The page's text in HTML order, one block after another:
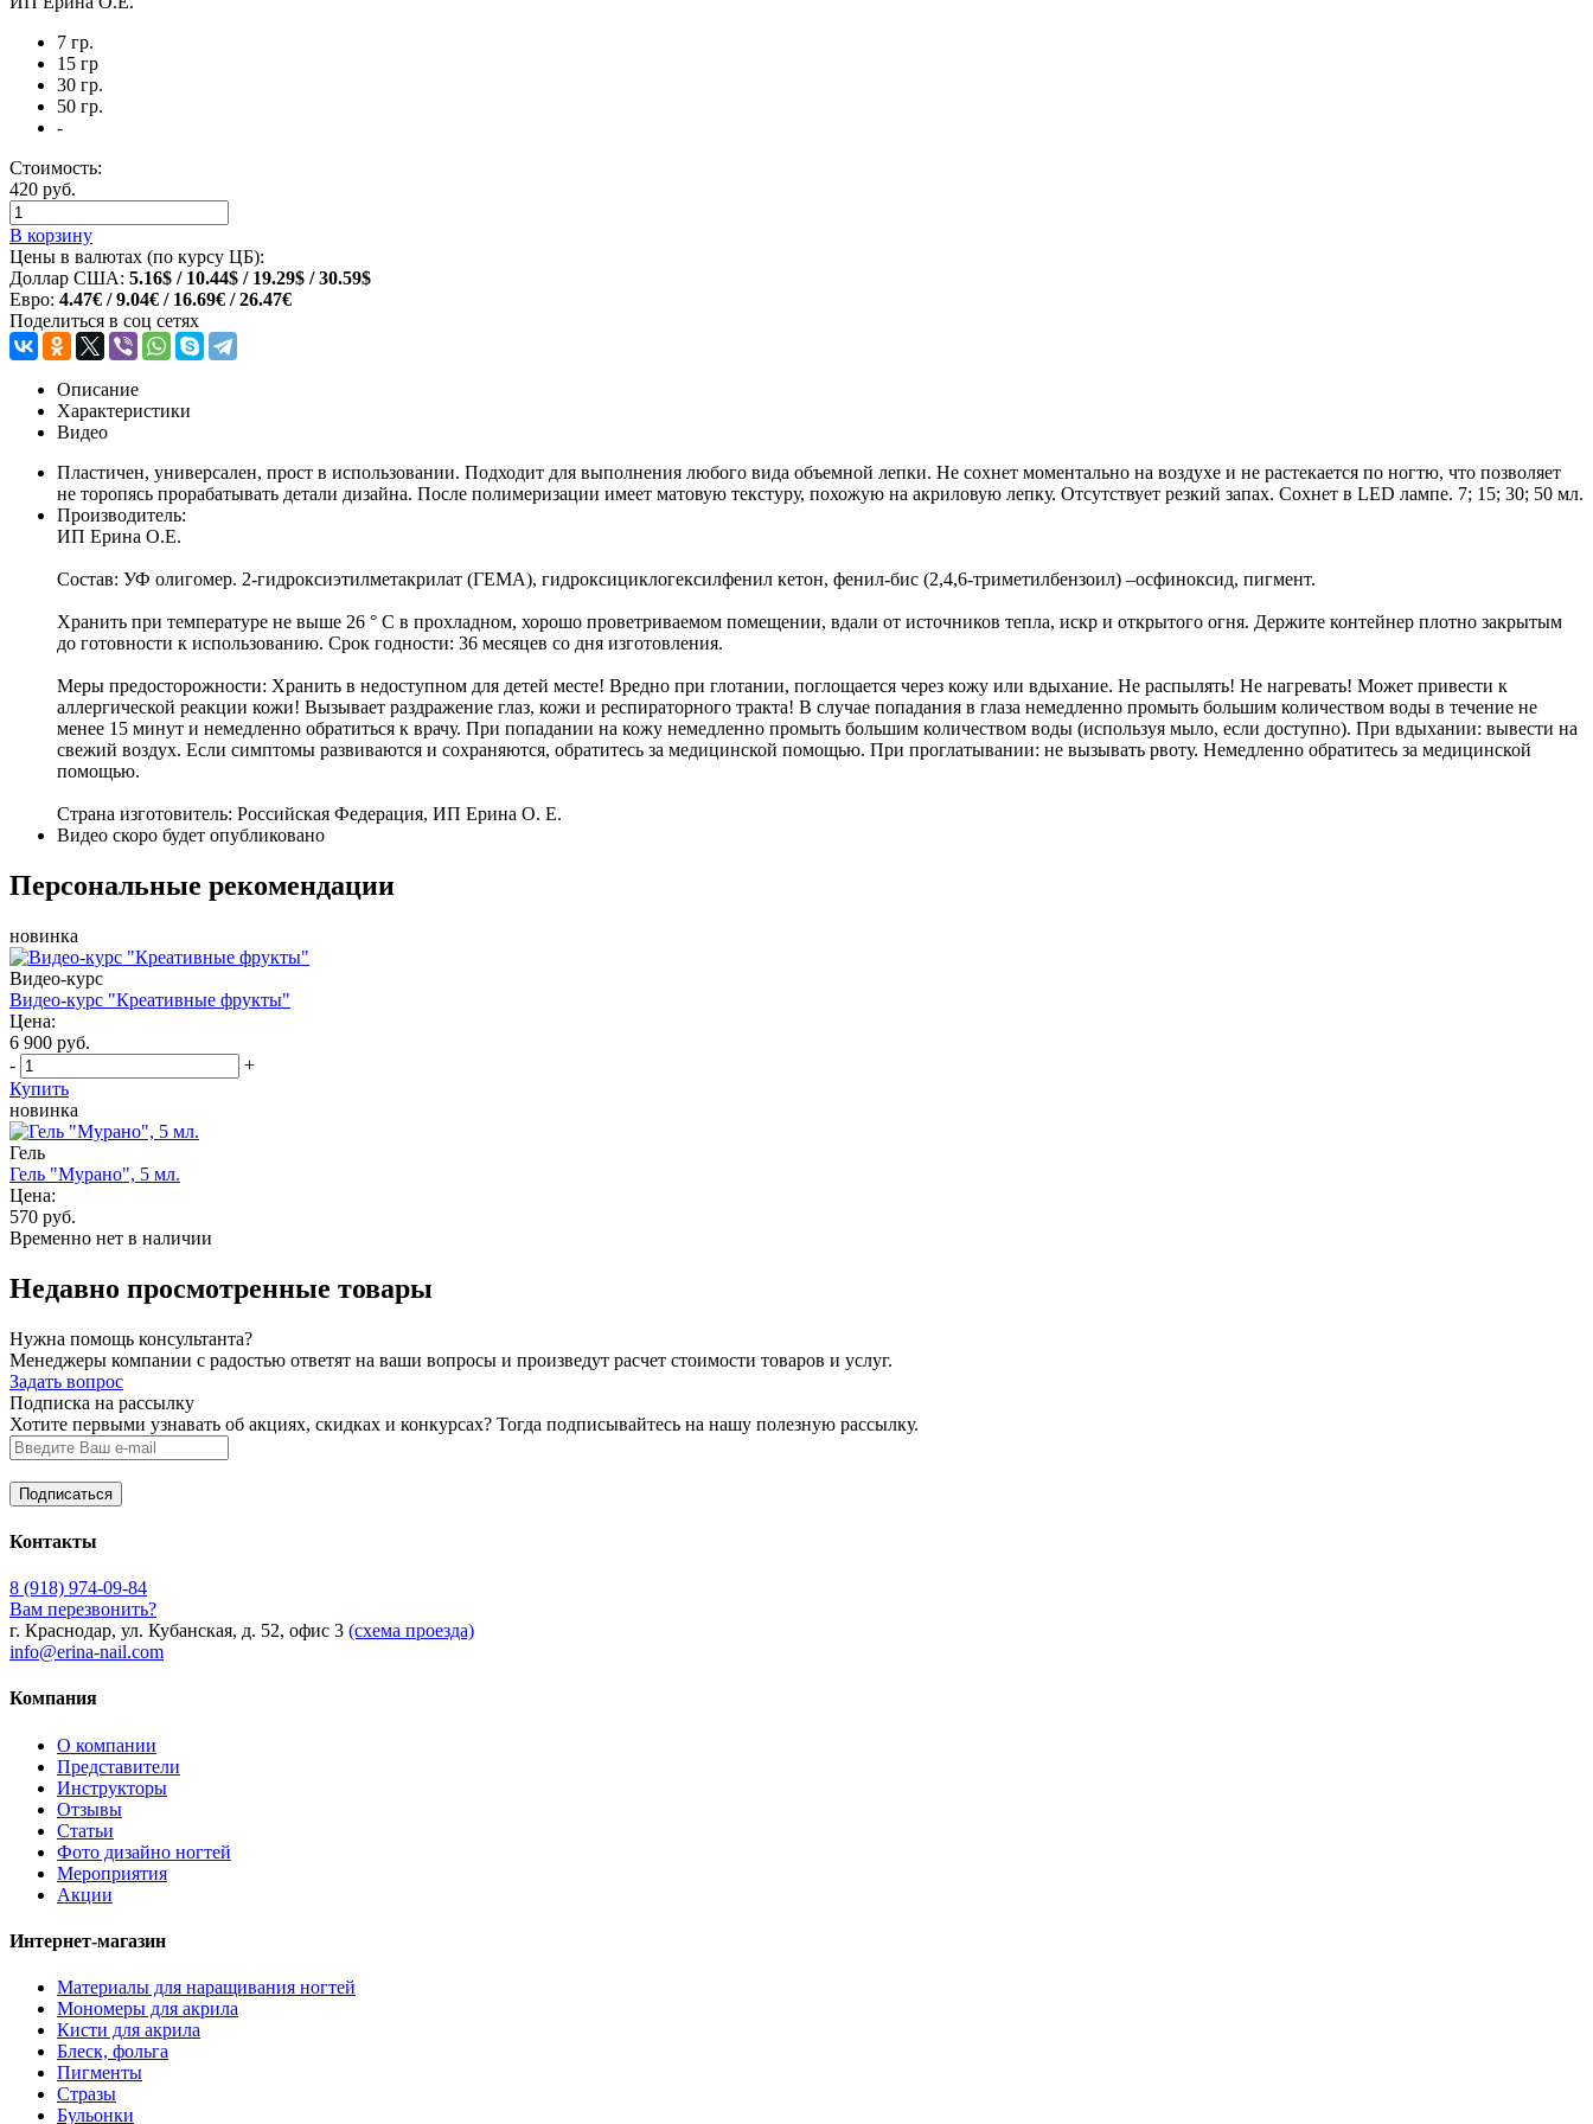
7 гр.
15 гр
30 гр.
50 гр.
-
Стоимость:
420 руб.
В корзину
Цены в валютах (по курсу ЦБ):
Доллар США: 5.16$ / 10.44$ / 19.29$ / 30.59$
Евро: 4.47€ / 9.04€ / 16.69€ / 26.47€
Поделиться в соц сетях
Описание
Характеристики
Видео
Пластичен, универсален, прост в использовании. Подходит для выполнения любого вида объемной лепки. Не сохнет моментально на воздухе и не растекается по ногтю, что позволяет
не торопясь прорабатывать детали дизайна. После полимеризации имеет матовую текстуру, похожую на акриловую лепку. Отсутствует резкий запах. Сохнет в LED лампе. 7; 15; 30; 50 мл.
Производитель:
ИП Ерина О.Е.
Состав: УФ олигомер. 2-гидроксиэтилметакрилат (ГЕМА), гидроксициклогексилфенил кетон, фенил-бис (2,4,6-триметилбензоил) –осфиноксид, пигмент.
Хранить при температуре не выше 26 ° C в прохладном, хорошо проветриваемом помещении, вдали от источников тепла, искр и открытого огня. Держите контейнер плотно закрытым
до готовности к использованию. Срок годности: 36 месяцев со дня изготовления.
Меры предосторожности: Хранить в недоступном для детей месте! Вредно при глотании, поглощается через кожу или вдыхание. Не распылять! Не нагревать! Может привести к
аллергической реакции кожи! Вызывает раздражение глаз, кожи и респираторного тракта! В случае попадания в глаза немедленно промыть большим количеством воды в течение не
менее 15 минут и немедленно обратиться к врачу. При попадании на кожу немедленно промыть большим количеством воды (используя мыло, если доступно). При вдыхании: вывести на
свежий воздух. Если симптомы развиваются и сохраняются, обратитесь за медицинской помощью. При проглатывании: не вызывать рвоту. Немедленно обратитесь за медицинской
помощью.
Страна изготовитель: Российская Федерация, ИП Ерина О. Е.
Видео скоро будет опубликовано
Персональные рекомендации
новинка
Видео-курс
Видео-курс "Креативные фрукты"
Цена:
6 900 руб.
-
+
Купить
новинка
Гель
Гель "Мурано", 5 мл.
Цена:
570 руб.
Временно нет в наличии
Недавно просмотренные товары
Нужна помощь консультанта?
Менеджеры компании с радостью ответят на ваши вопросы и произведут расчет стоимости товаров и услуг.
Задать вопрос
Подписка на рассылку
Хотите первыми узнавать об акциях, скидках и конкурсах? Тогда подписывайтесь на нашу полезную рассылку.
Контакты
8 (918) 974-09-84
Вам перезвонить?
г. Краснодар, ул. Кубанская, д. 52, офис 3 (схема проезда)
info@erina-nail.com
Компания
О компании
Представители
Инструкторы
Отзывы
Статьи
Фото дизайно ногтей
Мероприятия
Акции
Интернет-магазин
Материалы для наращивания ногтей
Мономеры для акрила
Кисти для акрила
Блеск, фольга
Пигменты
Стразы
Бульонки